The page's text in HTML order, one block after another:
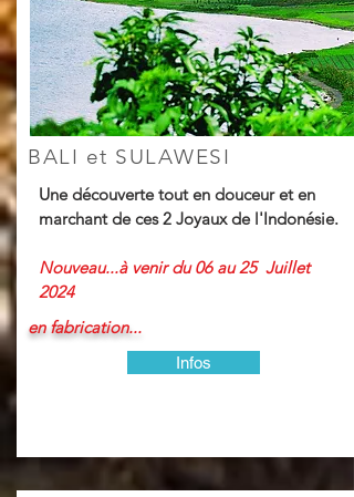
BALI et SULAWESI
Une découverte tout en douceur et en
marchant de ces 2 Joyaux de l'Indonésie.
Nouveau...à venir du 06 au 25 Juillet
2024
en fabrication...
Infos